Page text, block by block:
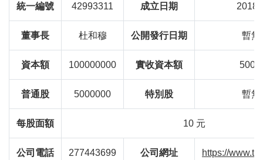
統一編號 42993311 成立日期 2018-
董事長 杜和穆 公開發行日期 暫無
資本額 100000000 實收資本額
普通股 5000000 特別股 暫無
每股面額 10 元
公司電話 277443699 公司網址 https://